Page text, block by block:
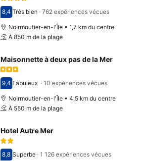
Avec une note de 8,4
8,4 Très bien · 762 expériences vécues
Noirmoutier-en-l'Île • 1,7 km du centre
À 850 m de la plage
Maisonnette à deux pas de la Mer
Avec une note de 9,4
9,4 Fabuleux · 10 expériences vécues
Noirmoutier-en-l'Île • 4,5 km du centre
À 550 m de la plage
Hotel Autre Mer
Avec une note de 8,8
8,8 Superbe· 1 126 expériences vécues